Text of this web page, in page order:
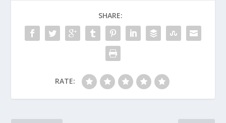
SHARE:
RATE: